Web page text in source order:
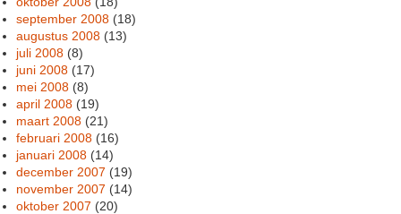
september 2008 (18)
augustus 2008 (13)
juli 2008 (8)
juni 2008 (17)
mei 2008 (8)
april 2008 (19)
maart 2008 (21)
februari 2008 (16)
januari 2008 (14)
december 2007 (19)
november 2007 (14)
oktober 2007 (20)